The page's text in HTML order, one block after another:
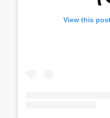
View this